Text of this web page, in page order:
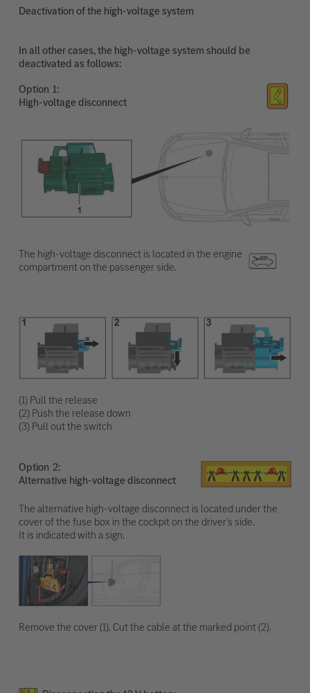
Deactivation of the high-voltage system
In all other cases, the high-voltage system should be
deactivated as follows:
Option
High-voltage disconnect
The high-voltage disconnect is located in the engine
compartment on the passenger side.
(1) Pull the release
(2) Push the release down
(3) Pull out the switch
Option
Alternative high-voltage disconnect
The alternative high-voltage disconnect is located under the
cover of the fuse box in the cockpit on the driver’s side.
It is indicated with a sign.
Remove the cover (1). Cut the cable at the marked point (2).